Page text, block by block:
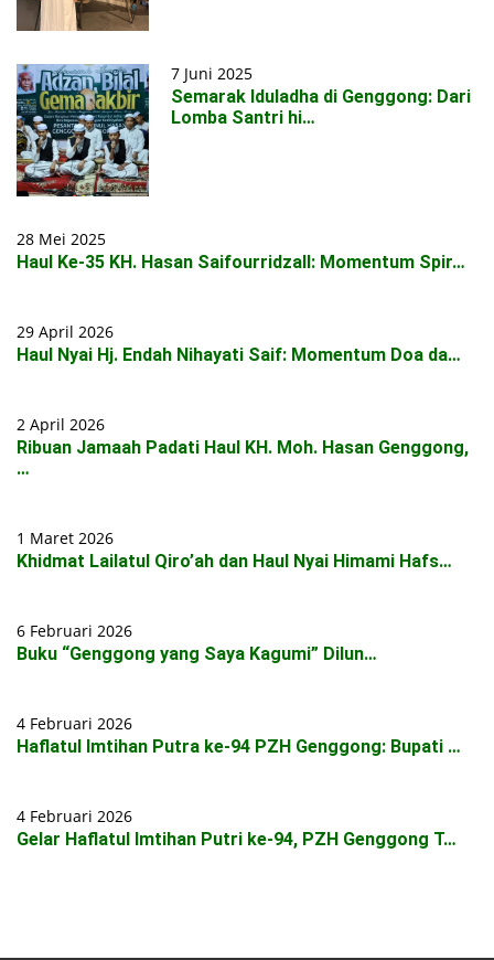
7 Juni 2025
Semarak Iduladha di Genggong: Dari
Lomba Santri hi…
28 Mei 2025
Haul Ke-35 KH. Hasan Saifourridzall: Momentum Spir…
29 April 2026
Haul Nyai Hj. Endah Nihayati Saif: Momentum Doa da…
2 April 2026
Ribuan Jamaah Padati Haul KH. Moh. Hasan Genggong,
…
1 Maret 2026
Khidmat Lailatul Qiro’ah dan Haul Nyai Himami Hafs…
6 Februari 2026
Buku “Genggong yang Saya Kagumi” Dilun…
4 Februari 2026
Haflatul Imtihan Putra ke-94 PZH Genggong: Bupati …
4 Februari 2026
Gelar Haflatul Imtihan Putri ke-94, PZH Genggong T…